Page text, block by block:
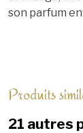
son parfum
Produits
21 autres